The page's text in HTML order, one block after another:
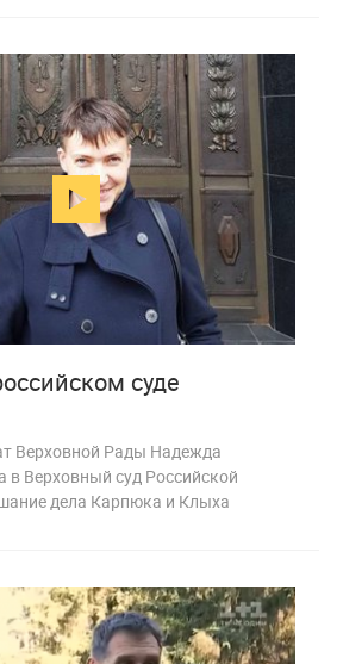
суде
Верховной Рады Надежда
в Верховный суд Российской
дела Карпюка и Клыха